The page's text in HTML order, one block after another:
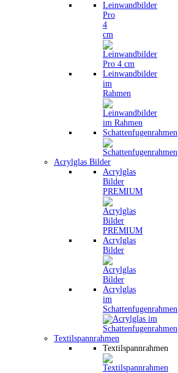
Leinwandbilder
Pro
4
cm
Leinwandbilder
im
Rahmen
Schattenfugenrahmen
Acrylglas Bilder
Acrylglas
Bilder
PREMIUM
Acrylglas
Bilder
Acrylglas
im
Schattenfugenrahmen
Textilspannrahmen
Textilspannrahmen